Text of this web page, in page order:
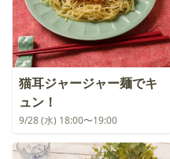
猫耳ジャージャー麺でキ
ュン！
9/28 (水) 18:00〜19:00